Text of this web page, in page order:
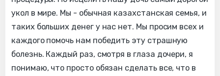
укол в мире. Мы - обычная казахстанская семья, и
таких больших денег у нас нет. Мы просим всех и
каждого помочь нам победить эту страшную
болезнь. Каждый раз, смотря в глаза дочери, я
понимаю, что просто обязан сделать все, что в